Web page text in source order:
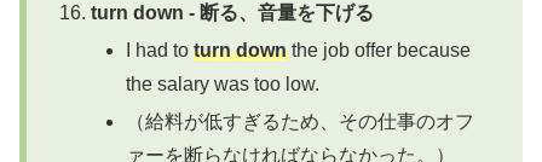
turn down - 断る、音量を下げる
I had toturn down the job offer because
the salary was too low.
（給料が低すぎるため、その仕事のオフ
ァーを断らなければならなかった。）